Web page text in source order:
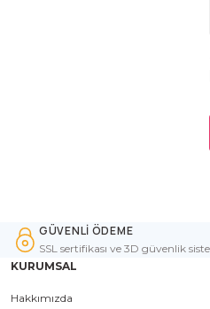
GÜVENLİ ÖDEME
SSL sertifikası ve 3D güvenlik
KURUMSAL
Hakkımızda